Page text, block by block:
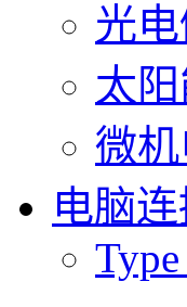
光
太
微
电脑